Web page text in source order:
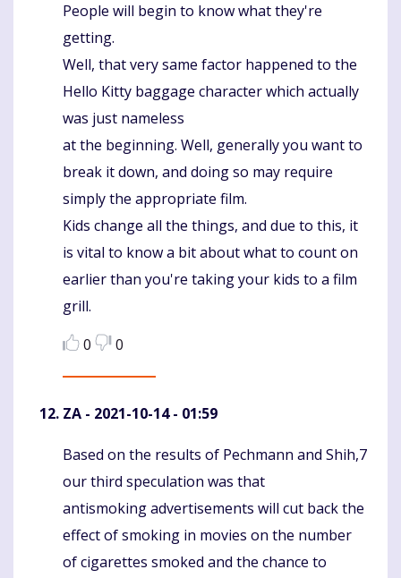
People will begin to know what they're
getting.
Well, that very same factor happened to the
Hello Kitty baggage character which actually
was just nameless
at the beginning. Well, generally you want to
break it down, and doing so may require
simply the appropriate film.
Kids change all the things, and due to this, it
is vital to know a bit about what to count on
earlier than you're taking your kids to a film
grill.
0
0
ZA - 2021-10-14 - 01:59
Komentaras
Based on the results of Pechmann and Shih,7
our third speculation was that
antismoking advertisements will cut back the
effect of smoking in movies on the number
of cigarettes smoked and the chance to